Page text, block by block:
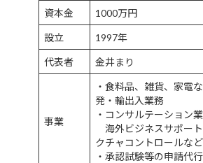
資本金 1000万円
設立 1997年
代表者 金井まり
事業
・食料品、雑貨、家電
発・輸出入業務
・コンサルテーション
海外ビジネスサポー
クチャコントロールなど
・承認試験等の申請代